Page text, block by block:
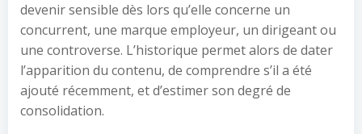
devenir sensible dès lors qu’elle concerne un
concurrent, une marque employeur, un dirigeant ou
une controverse. L’historique permet alors de dater
l’apparition du contenu, de comprendre s’il a été
ajouté récemment, et d’estimer son degré de
consolidation.